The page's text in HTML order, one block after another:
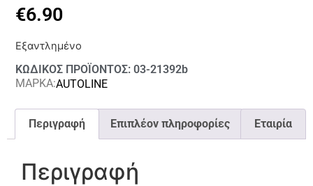
€6.90
Εξαντλημένο
ΚΩΔΙΚΟΣ ΠΡΟΪΟΝΤΟΣ: 03-21392b
ΜΑΡΚΑ:AUTOLINE
Περιγραφή Επιπλέον πληροφορίες Εταιρία
Περιγραφή